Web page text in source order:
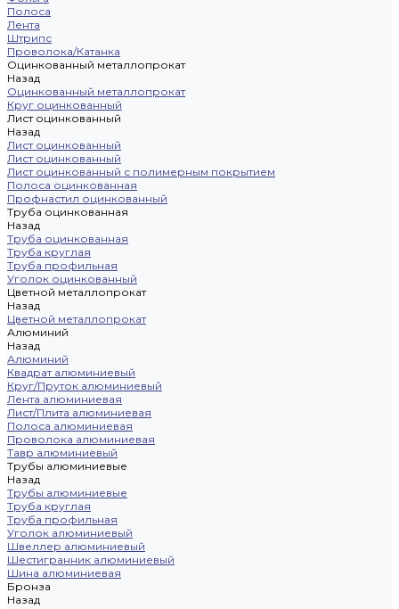
Полоса
Лента
Штрипс
Проволока/Катанка
Оцинкованный металлопрокат
Назад
Оцинкованный металлопрокат
Круг оцинкованный
Лист оцинкованный
Назад
Лист оцинкованный
Лист оцинкованный
Лист оцинкованный с полимерным покрытием
Полоса оцинкованная
Профнастил оцинкованный
Труба оцинкованная
Назад
Труба оцинкованная
Труба круглая
Труба профильная
Уголок оцинкованный
Цветной металлопрокат
Назад
Цветной металлопрокат
Алюминий
Назад
Алюминий
Квадрат алюминиевый
Круг/Пруток алюминиевый
Лента алюминиевая
Лист/Плита алюминиевая
Полоса алюминиевая
Проволока алюминиевая
Тавр алюминиевый
Трубы алюминиевые
Назад
Трубы алюминиевые
Труба круглая
Труба профильная
Уголок алюминиевый
Швеллер алюминиевый
Шестигранник алюминиевый
Шина алюминиевая
Бронза
Назад